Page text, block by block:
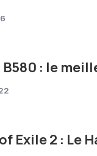
: le
Exile 2 : Le